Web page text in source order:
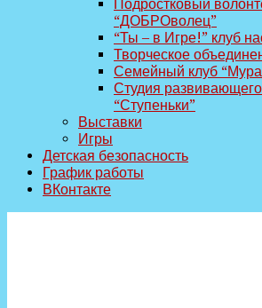
Подростковый
“ДОБРОволец”
“Ты – в Игре!” клуб
Творческое
Семейный клуб
Студия
“Ступеньки”
Выставки
Игры
Детская безопасность
График работы
ВКонтакте